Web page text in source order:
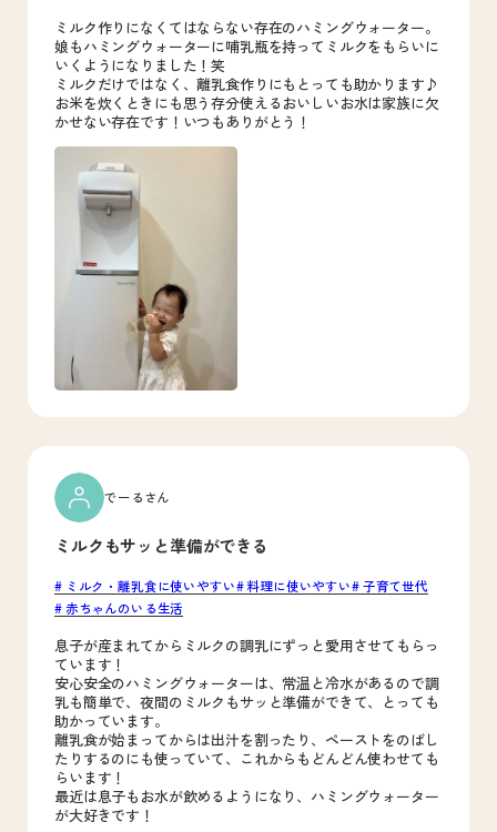
ミルク作りになくてはならない存在のハミングウォーター。
娘もハミングウォーターに哺乳瓶を持ってミルクをもらいに
いくようになりました！笑
ミルクだけではなく、離乳食作りにもとっても助かります♪
お米を炊くときにも思う存分使えるおいしいお水は家族に欠
かせない存在です！いつもありがとう！
ミルクもサッと準備ができる
ミルク・離乳食に使いやすい 料理に使いやすい 子育て世代
赤ちゃんのいる生活
でーるさん
息子が産まれてからミルクの調乳にずっと愛用させてもらっ
ています！
安心安全のハミングウォーターは、常温と冷水があるので調
乳も簡単で、夜間のミルクもサッと準備ができて、とっても
助かっています。
離乳食が始まってからは出汁を割ったり、ペーストをのばし
たりするのにも使っていて、これからもどんどん使わせても
らいます！
最近は息子もお水が飲めるようになり、ハミングウォーター
が大好きです！